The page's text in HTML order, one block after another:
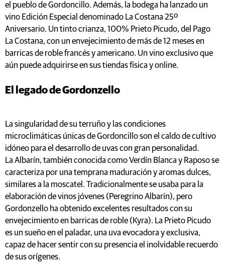
el pueblo de Gordoncillo. Además, la bodega ha lanzado un
vino Edición Especial denominado La Costana 25º
Aniversario. Un tinto crianza, 100% Prieto Picudo, del Pago
La Costana, con un envejecimiento de más de 12 meses en
barricas de roble francés y americano. Un vino exclusivo que
aún puede adquirirse en sus tiendas física y online.
El legado de Gordonzello
La singularidad de su terruño y las condiciones
microclimáticas únicas de Gordoncillo son el caldo de cultivo
idóneo para el desarrollo de uvas con gran personalidad.
La Albarín, también conocida como Verdín Blanca y Raposo se
caracteriza por una temprana maduración y aromas dulces,
similares a la moscatel. Tradicionalmente se usaba para la
elaboración de vinos jóvenes (Peregrino Albarín), pero
Gordonzello ha obtenido excelentes resultados con su
envejecimiento en barricas de roble (Kyra). La Prieto Picudo
es un sueño en el paladar, una uva evocadora y exclusiva,
capaz de hacer sentir con su presencia el inolvidable recuerdo
de sus orígenes.